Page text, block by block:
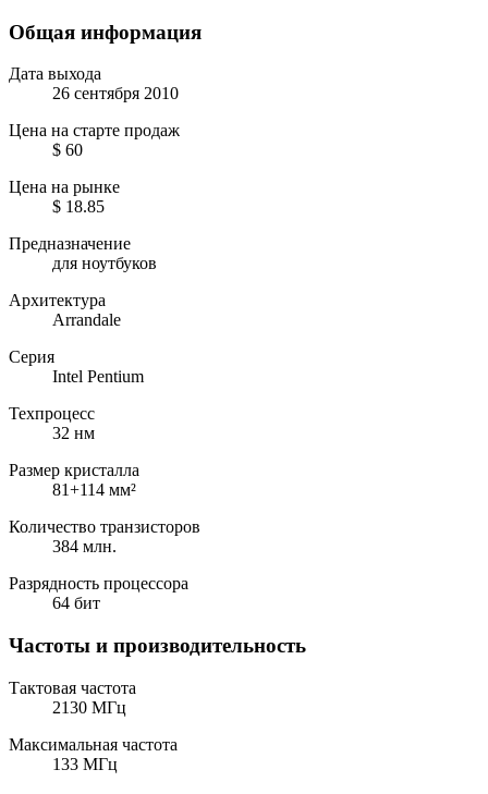
Общая информация
Дата выхода
26 сентября 2010
Цена на старте продаж
$ 60
Цена на рынке
$ 18.85
Предназначение
для ноутбуков
Архитектура
Arrandale
Серия
Intel Pentium
Техпроцесс
32 нм
Размер кристалла
81+114 мм²
Количество транзисторов
384 млн.
Разрядность процессора
64 бит
Частоты и производительность
Тактовая частота
2130 МГц
Максимальная частота
133 МГц